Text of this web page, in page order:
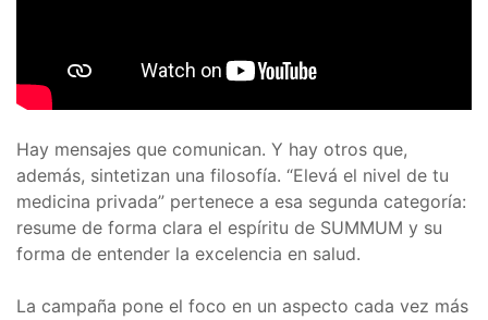
Hay mensajes que comunican. Y hay otros que,
además, sintetizan una filosofía. “Elevá el nivel de tu
medicina privada” pertenece a esa segunda categoría:
resume de forma clara el espíritu de SUMMUM y su
forma de entender la excelencia en salud.
La campaña pone el foco en un aspecto cada vez más